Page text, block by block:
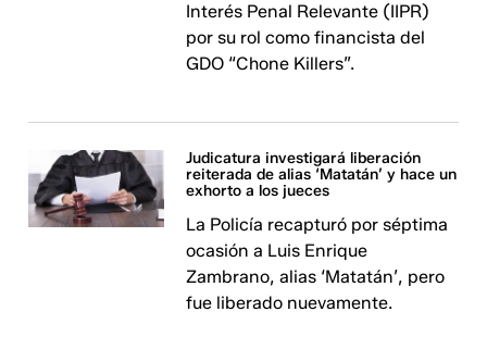
Interés Penal Relevante (IIPR)
por su rol como financista del
GDO “Chone Killers”.
Judicatura investigará liberación
reiterada de alias ‘Matatán’ y hace un
exhorto a los jueces
La Policía recapturó por séptima
ocasión a Luis Enrique
Zambrano, alias ‘Matatán’, pero
fue liberado nuevamente.